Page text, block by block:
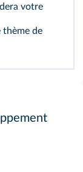
votre
thème de